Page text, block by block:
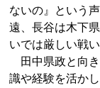
ないの』という
遠、長谷は木下
いでは厳しい戦
田中県政と向き
識や経験を活か